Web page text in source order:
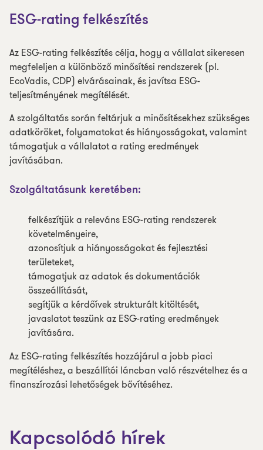
ESG-rating felkészítés
Az ESG-rating felkészítés célja, hogy a vállalat sikeresen
megfeleljen a különböző minősítési rendszerek (pl.
EcoVadis, CDP) elvárásainak, és javítsa ESG-
teljesítményének megítélését.
A szolgáltatás során feltárjuk a minősítésekhez szükséges
adatköröket, folyamatokat és hiányosságokat, valamint
támogatjuk a vállalatot a rating eredmények
javításában.
Szolgáltatásunk keretében:
felkészítjük a releváns ESG-rating rendszerek
követelményeire,
azonosítjuk a hiányosságokat és fejlesztési
területeket,
támogatjuk az adatok és dokumentációk
összeállítását,
segítjük a kérdőívek strukturált kitöltését,
javaslatot teszünk az ESG-rating eredmények
javítására.
Az ESG-rating felkészítés hozzájárul a jobb piaci
megítéléshez, a beszállítói láncban való részvételhez és a
finanszírozási lehetőségek bővítéséhez.
Kapcsolódó hírek